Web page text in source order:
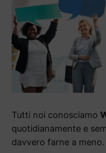
Tutti noi conosciamo
quotidianamente e
davvero farne a meno.